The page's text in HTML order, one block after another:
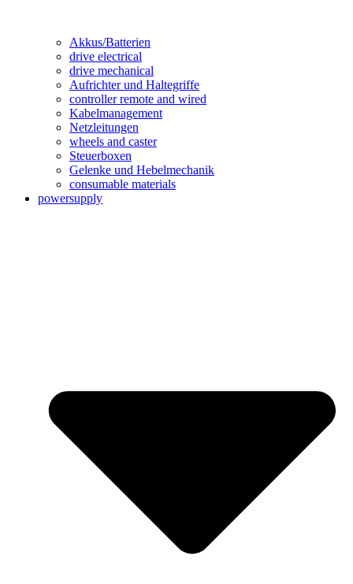
Akkus/Batterien
drive electrical
drive mechanical
Aufrichter und Haltegriffe
controller remote and wired
Kabelmanagement
Netzleitungen
wheels and caster
Steuerboxen
Gelenke und Hebelmechanik
consumable materials
powersupply